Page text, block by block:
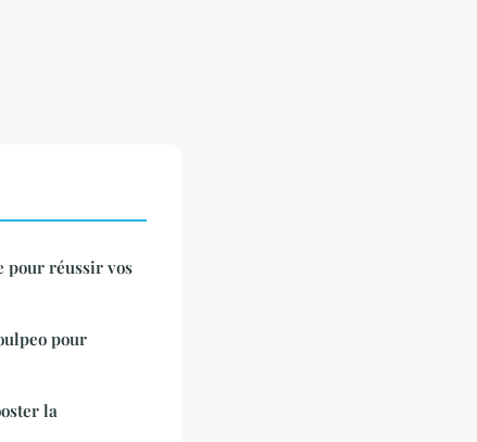
pour réussir vos
pour
la